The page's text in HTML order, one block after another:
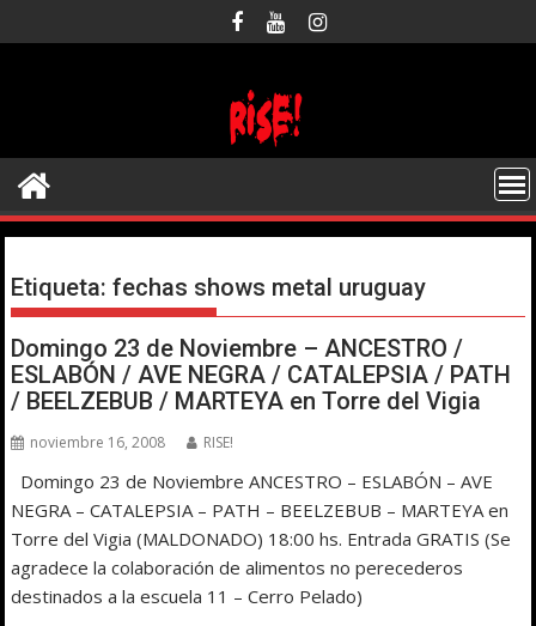
al
Etiqueta:fechas shows metal uruguay
Domingo 23 de Noviembre – ANCESTRO /
ESLABÓN / AVE NEGRA / CATALEPSIA / PATH
/ BEELZEBUB / MARTEYA en Torre del Vigia
noviembre 16, 2008 RISE!
Domingo 23 de Noviembre ANCESTRO – ESLABÓN – AVE
NEGRA – CATALEPSIA – PATH – BEELZEBUB – MARTEYA en
Torre del Vigia (MALDONADO) 18:00 hs. Entrada GRATIS (Se
agradece la colaboración de alimentos no perecederos
destinados a la escuela 11 – Cerro Pelado)